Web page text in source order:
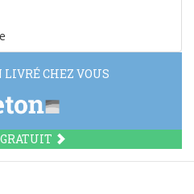
LIVRÉ CHEZ VOUS